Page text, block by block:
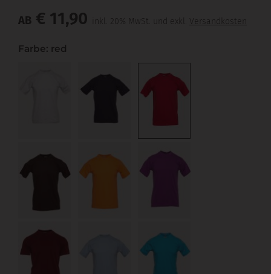
AB € 11,90 inkl. 20% MwSt. und exkl. Versandkosten
Farbe: red